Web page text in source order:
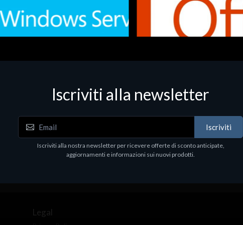
Software - Office Productivity Software - Office Productivity
Iscriviti alla newsletter
Iscriviti
Iscriviti alla nostra newsletter per ricevere offerte di sconto anticipate,
aggiornamenti e informazioni sui nuovi prodotti.
Legal